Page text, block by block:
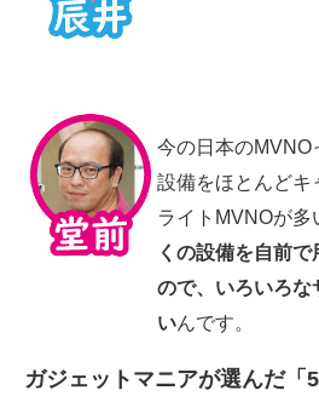
今の日本のMVNO
設備をほとんどキ
ライトMVNOが多
くの設備を自前
ので、いろいろな
いんです。
ガジェットマニアが選んだ「